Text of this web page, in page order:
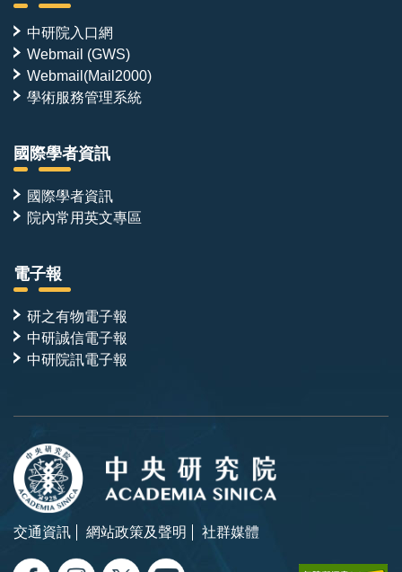
中研院入口網
Webmail (GWS)
Webmail(Mail2000)
學術服務管理系統
國際學者資訊
國際學者資訊
院內常用英文專區
電子報
研之有物電子報
中研誠信電子報
中研院訊電子報
交通資訊 網站政策及聲明 社群媒體